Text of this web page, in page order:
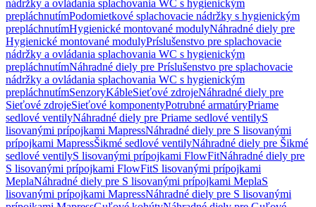
nádržky a ovládania splachovania WC s hygienickým
prepláchnutímPodomietkové splachovacie nádržky s hygienickým
prepláchnutímHygienické montované modulyNáhradné diely pre
Hygienické montované modulyPríslušenstvo pre splachovacie
nádržky a ovládania splachovania WC s hygienickým
prepláchnutímNáhradné diely pre Príslušenstvo pre splachovacie
nádržky a ovládania splachovania WC s hygienickým
prepláchnutímSenzoryKábleSieťové zdrojeNáhradné diely pre
Sieťové zdrojeSieťové komponentyPotrubné armatúryPriame
sedlové ventilyNáhradné diely pre Priame sedlové ventilyS
lisovanými prípojkami MapressNáhradné diely pre S lisovanými
prípojkami MapressŠikmé sedlové ventilyNáhradné diely pre Šikmé
sedlové ventilyS lisovanými prípojkami FlowFitNáhradné diely pre
S lisovanými prípojkami FlowFitS lisovanými prípojkami
MeplaNáhradné diely pre S lisovanými prípojkami MeplaS
lisovanými prípojkami MapressNáhradné diely pre S lisovanými